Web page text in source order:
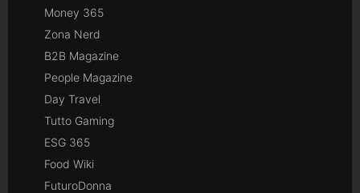
Money 365
Zona Nerd
B2B Magazine
People Magazine
Day Travel
Tutto Gaming
ESG 365
Food Wiki
FuturoDonna